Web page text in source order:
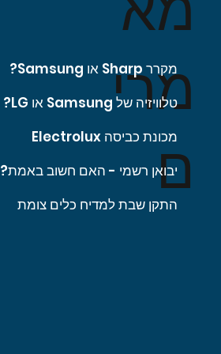
מרי
ם
מקרר Sharp או Samsung?
טלוויזיה של Samsung או LG?
מכונת כביסה Electrolux
יבואן רשמי - האם חשוב באמת?
התקן שבת למדיח כלים צומת